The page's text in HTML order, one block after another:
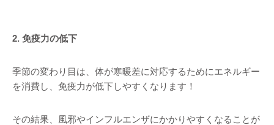
2. 免疫力の低下
季節の変わり目は、体が寒暖差に対応するためにエネルギー
を消費し、免疫力が低下しやすくなります！
その結果、風邪やインフルエンザにかかりやすくなることが